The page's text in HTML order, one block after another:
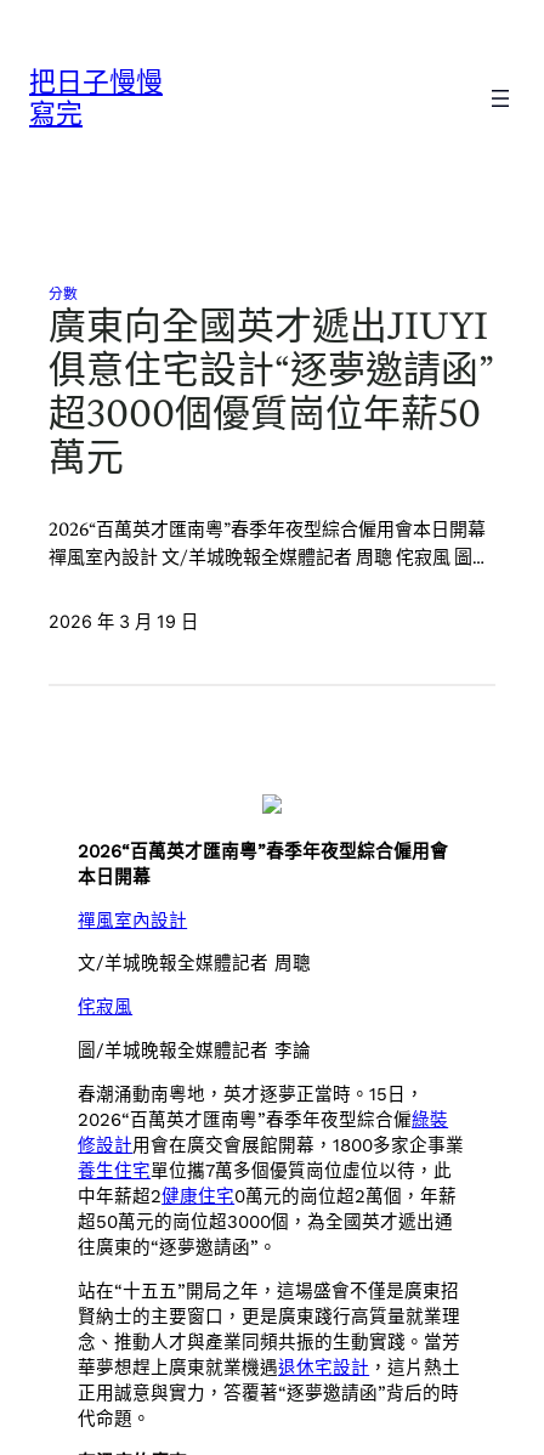
把日子慢慢
寫完
分數
廣東向全國英才遞出JIUYI
俱意住宅設計“逐夢邀請函”
超3000個優質崗位年薪50
萬元
2026“百萬英才匯南粵”春季年夜型綜合僱用會本日開幕
禪風室內設計 文/羊城晚報全媒體記者 周聰 侘寂風 圖…
2026 年 3 月 19 日
2026“百萬英才匯南粵”春季年夜型綜合僱用會
本日開幕
禪風室內設計
文/羊城晚報全媒體記者 周聰
侘寂風
圖/羊城晚報全媒體記者 李論
春潮涌動南粵地，英才逐夢正當時。15日，
2026“百萬英才匯南粵”春季年夜型綜合僱綠裝
修設計用會在廣交會展館開幕，1800多家企事業
養生住宅單位攜7萬多個優質崗位虛位以待，此
中年薪超2健康住宅0萬元的崗位超2萬個，年薪
超50萬元的崗位超3000個，為全國英才遞出通
往廣東的“逐夢邀請函”。
站在“十五五”開局之年，這場盛會不僅是廣東招
賢納士的主要窗口，更是廣東踐行高質量就業理
念、推動人才與產業同頻共振的生動實踐。當芳
華夢想趕上廣東就業機遇退休宅設計 ，這片熱土
正用誠意與實力，答覆著“逐夢邀請函”背后的時
代命題。